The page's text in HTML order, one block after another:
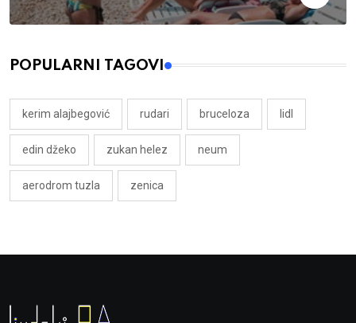
POPULARNI TAGOVI
kerim alajbegović rudari bruceloza lidl
edin džeko zukan helez neum
aerodrom tuzla zenica